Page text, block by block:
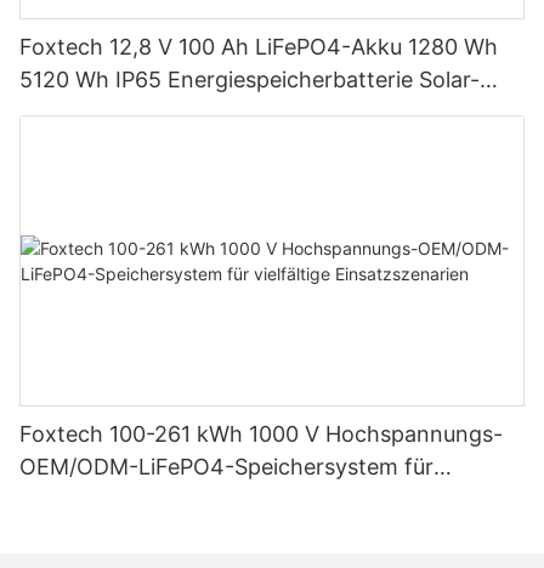
Foxtech 12,8 V 100 Ah LiFePO4-Akku 1280 Wh
5120 Wh IP65 Energiespeicherbatterie Solar-
Heimsysteme
Foxtech 100-261 kWh 1000 V Hochspannungs-
OEM/ODM-LiFePO4-Speichersystem für